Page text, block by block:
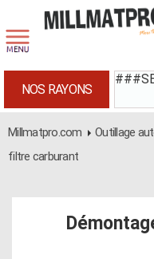
NOS RAYONS
Millmatpro.com Outillage
filtre carburant